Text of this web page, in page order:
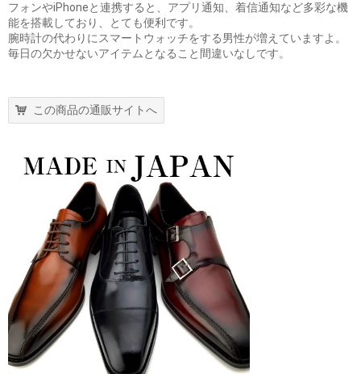
フォンやiPhoneと連携すると、アプリ通知、着信通知など多彩な機
能を搭載しており、とても便利です。
腕時計の代わりにスマートウォッチをする男性が増えていますよ。
毎日の欠かせないアイテムとなること間違いなしです。
この商品の通販サイトへ